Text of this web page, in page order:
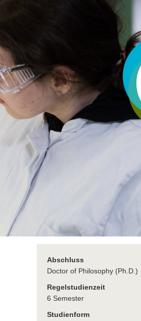
Abschluss
Doctor of Philosophy (Ph.D.)
Regelstudienzeit
6 Semester
Studienform